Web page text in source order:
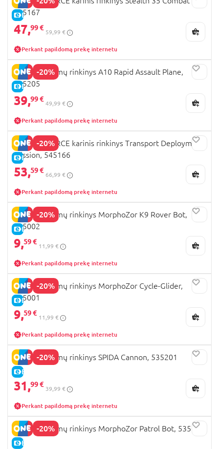
E-KAINA
545167
47,99 €
59,99 €
Perkant papildomą prekę internetu
-20%
E-KAINA
A.C.I.D. žaidimų rinkinys A10 Rapid Assault Plane,
535205
39,99 €
49,99 €
Perkant papildomą prekę internetu
-20%
E-KAINA
SOLDIER FORCE karinis rinkinys Transport Deployment
Mission, 545166
53,59 €
66,99 €
Perkant papildomą prekę internetu
-20%
E-KAINA
A.C.I.D. žaidimų rinkinys MorphoZor K9 Rover Bot,
535002
9,59 €
11,99 €
Perkant papildomą prekę internetu
-20%
E-KAINA
A.C.I.D. žaidimų rinkinys MorphoZor Cycle-Glider,
535001
9,59 €
11,99 €
Perkant papildomą prekę internetu
-20%
E-KAINA
A.C.I.D. žaidimų rinkinys SPIDA Cannon, 535201
31,99 €
39,99 €
Perkant papildomą prekę internetu
-20%
E-KAINA
A.C.I.D. žaidimų rinkinys MorphoZor Patrol Bot, 535003